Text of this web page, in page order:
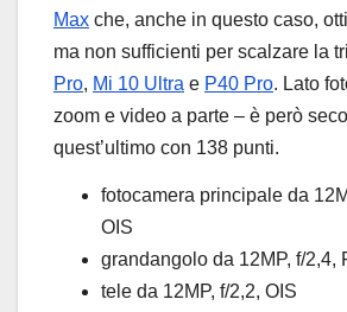
Max che, anche in questo caso,
ma non sufficienti per scalzare la
Pro, Mi 10 Ultra e P40 Pro. Lato
zoom e video a parte – è però
quest’ultimo con 138 punti.
fotocamera principale da
OIS
grandangolo da 12MP, f/2,4,
tele da 12MP, f/2,2, OIS